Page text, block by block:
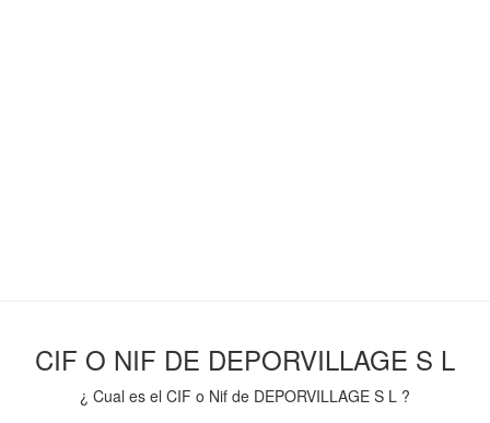
CIF O NIF DE DEPORVILLAGE S L
¿ Cual es el CIF o Nif de DEPORVILLAGE S L ?